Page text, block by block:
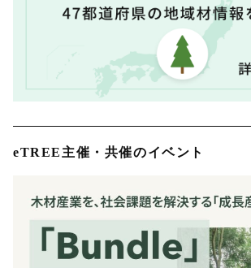
eTREE主催・共催のイベント